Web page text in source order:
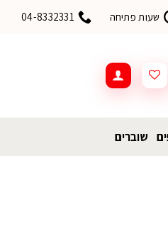
שעות פתיחה 04-8332331
שוברים